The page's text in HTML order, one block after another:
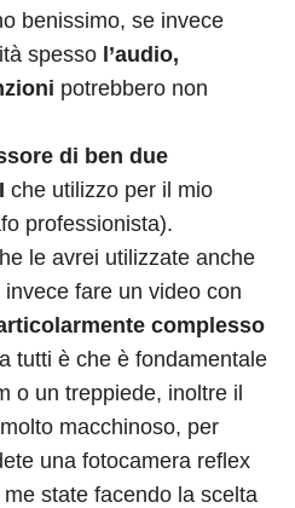
benissimo, se invece
spesso l’audio,
potrebbero non
di ben due
che utilizzo per il mio
professionista).
le avrei utilizzate anche
fare un video con
complesso
tutti è che è fondamentale
o un treppiede, inoltre il
macchinoso, per
una fotocamera reflex
state facendo la scelta